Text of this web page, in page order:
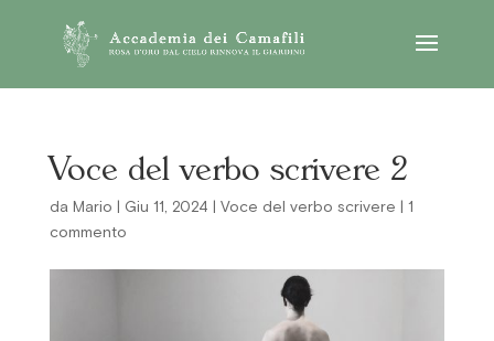
Voce del verbo scrivere 2
da Mario Giu 11, 2024 Voce del verbo scrivere
1
commento